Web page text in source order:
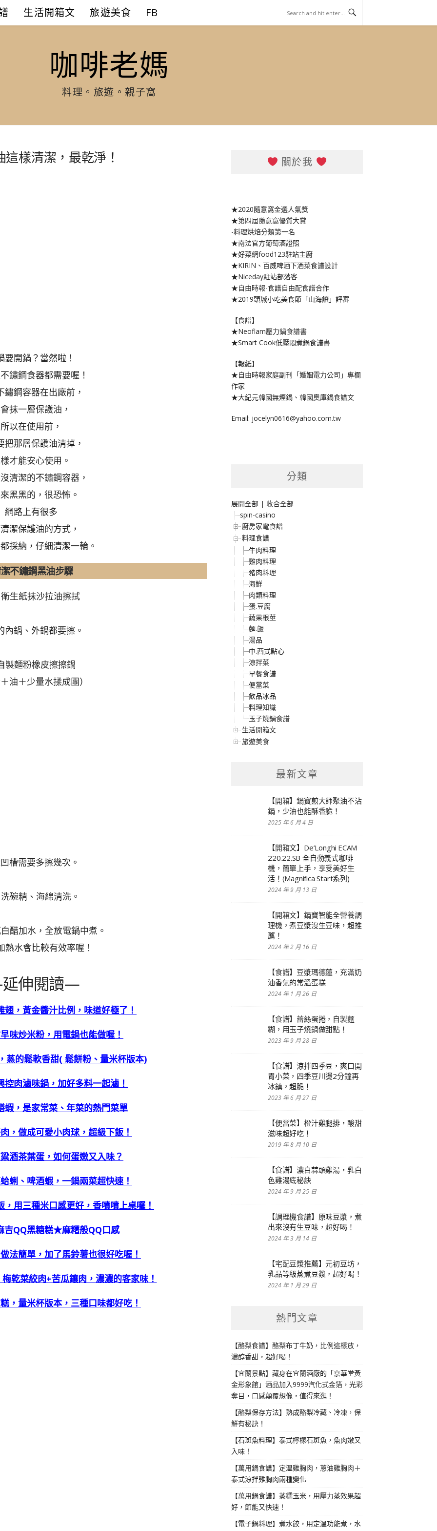
生活開箱文 旅遊美食 FB
咖啡老媽
料理。旅遊。親子窩
這樣清潔，最乾淨！
要開鍋？當然啦！
鏽鋼食器都需要喔！
鏽鋼容器在出廠前，
抹一層保護油，
所以在使用前，
把那層保護油清掉，
才能安心使用。
清潔的不鏽鋼容器，
黑黑的，很恐怖。
網路上有很多
潔保護油的方式，
採納，仔細清潔一輪。
不鏽鋼黑油步驟
生紙抹沙拉油擦拭
內鍋、外鍋都要擦。
製麵粉橡皮擦擦鍋
＋油＋少量水揉成團）
槽需要多擦幾次。
碗精、海綿清洗。
醋加水，全放電鍋中煮。
熱水會比較有效率喔！
伸閱讀—
翅，黃金醬汁比例，味道好極了！
味炒米粉，用電鍋也能做喔！
蒸的鬆軟香甜( 鬆餅粉、量米杯版本)
控肉滷味鍋，加好多料一起滷！
蝦，是家常菜、年菜的熱門菜單
，做成可愛小肉球，超級下飯！
粱酒茶葉蛋，如何蛋嫩又入味？
蜊、啤酒蝦，一鍋兩菜超快速！
，用三種米口感更好，香噴噴上桌囉！
吉QQ黑糖糕★麻糬般QQ口感
法簡單，加了馬鈴薯也很好吃喔！
梅乾菜絞肉+苦瓜鑲肉，濃濃的客家味！
，量米杯版本，三種口味都好吃！
關於我
★2020隨意窩金選人氣獎
★第四屆隨意窩優質大賞
-料理烘焙分類第一名
★南法官方葡萄酒證照
★好菜網food123駐站主廚
★KIRIN、百威啤酒下酒菜食譜設計
★Niceday駐站部落客
★自由時報-食譜自由配食譜合作
★2019頭城小吃美食節「山海饌」評審
【食譜】
★Neoflam壓力鍋食譜書
★Smart Cook低壓悶煮鍋食譜書
【報紙】
★自由時報家庭副刊「婚姻電力公司」專欄
作家
★大紀元韓國無煙鍋、韓國奧庫鍋食譜文
Email: jocelyn0616@yahoo.com.tw
分類
展開全部 | 收合全部
spin-casino
廚房家電食譜
料理食譜
牛肉料理
雞肉料理
豬肉料理
海鮮
肉類料理
蛋.豆腐
蔬果根莖
麵.飯
湯品
中.西式點心
涼拌菜
早餐食譜
便當菜
飲品冰品
料理知識
玉子燒鍋食譜
生活開箱文
旅遊美食
最新文章
【開箱】鍋寶煎大師聚油不沾
鍋，少油也能酥香脆！
2025 年 6 月 4 日
【開箱文】De’Longhi ECAM
220.22.SB 全自動義式咖啡
機，簡單上手，享受美好生
活！(Magnifica Start系列)
2024 年 9 月 13 日
【開箱文】鍋寶智能全營養調
理機，煮豆漿沒生豆味，超推
薦！
2024 年 2 月 16 日
【食譜】豆漿瑪德蓮，充滿奶
油香氣的常溫蛋糕
2024 年 1 月 26 日
【食譜】蕾絲蛋捲，自製麵
糊，用玉子燒鍋做甜點！
2023 年 9 月 28 日
【食譜】涼拌四季豆，爽口開
胃小菜，四季豆川燙2分鐘再
冰鎮，超脆！
2023 年 6 月 27 日
【便當菜】橙汁雞腿排，酸甜
滋味超好吃！
2019 年 8 月 10 日
【食譜】濃白蒜頭雞湯，乳白
色雞湯底秘訣
2024 年 9 月 25 日
【調理機食譜】原味豆漿，煮
出來沒有生豆味，超好喝！
2024 年 3 月 14 日
【宅配豆漿推薦】元初豆坊，
乳品等級蒸煮豆漿，超好喝！
2024 年 1 月 29 日
熱門文章
【酪梨食譜】酪梨布丁牛奶，比例這樣放，
濃醇香甜，超好喝！
【宜蘭景點】藏身在宜蘭酒廠的「京華堂黃
金形象館」酒品加入9999汽化式金箔，光彩
奪目，口感顛覆想像，值得來逛！
【酪梨保存方法】熟成酪梨冷藏、冷凍，保
鮮有秘訣！
【石斑魚料理】泰式檸檬石斑魚，魚肉嫩又
入味！
【萬用鍋食譜】定溫雞胸肉，蔥油雞胸肉＋
泰式涼拌雞胸肉兩種變化
【萬用鍋食譜】蒸糯玉米，用壓力蒸效果超
好，節能又快速！
【電子鍋料理】煮水餃，用定溫功能煮，水